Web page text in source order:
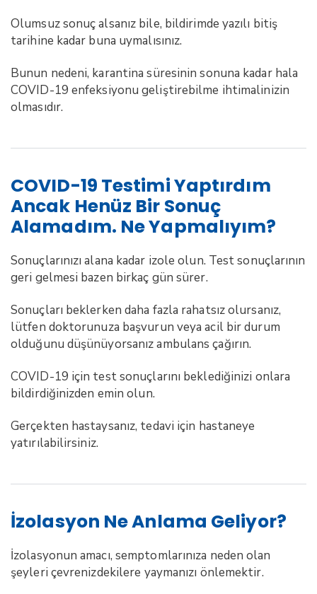
Olumsuz sonuç alsanız bile, bildirimde yazılı bitiş
tarihine kadar buna uymalısınız.
Bunun nedeni, karantina süresinin sonuna kadar hala
COVID-19 enfeksiyonu geliştirebilme ihtimalinizin
olmasıdır.
COVID-19 Testimi Yaptırdım
Ancak Henüz Bir Sonuç
Alamadım. Ne Yapmalıyım?
Sonuçlarınızı alana kadar izole olun. Test sonuçlarının
geri gelmesi bazen birkaç gün sürer.
Sonuçları beklerken daha fazla rahatsız olursanız,
lütfen doktorunuza başvurun veya acil bir durum
olduğunu düşünüyorsanız ambulans çağırın.
COVID-19 için test sonuçlarını beklediğinizi onlara
bildirdiğinizden emin olun.
Gerçekten hastaysanız, tedavi için hastaneye
yatırılabilirsiniz.
İzolasyon Ne Anlama Geliyor?
İzolasyonun amacı, semptomlarınıza neden olan
şeyleri çevrenizdekilere yaymanızı önlemektir.